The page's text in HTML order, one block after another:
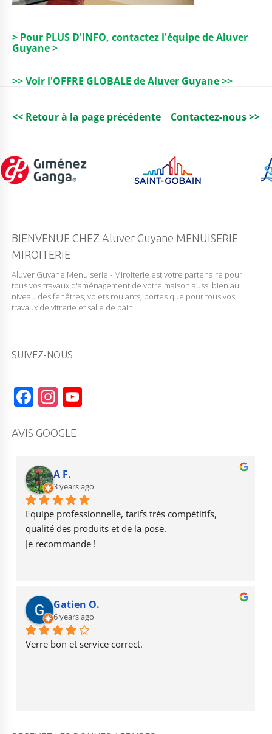
> Pour PLUS D'INFO, contactez l'équipe de Aluver
Guyane >
>> Voir l'OFFRE GLOBALE de Aluver Guyane >>
<< Retour à la page précédente Contactez-nous >>
BIENVENUE CHEZ Aluver Guyane MENUISERIE
MIROITERIE
Aluver Guyane Menuiserie - Miroiterie est votre partenaire pour
tous vos travaux d'aménagement de votre maison aussi bien au
niveau des fenêtres, volets roulants, portes que pour tous vos
travaux de vitrerie et salle de bain.
SUIVEZ-NOUS
F
a
c
b
o
o
k
In
st
a
r
a
m
b
e
AVIS GOOGLE
A F.
3 years ago
Equipe professionnelle, tarifs très compétitifs,
qualité des produits et de la pose.
Je recommande !
Gatien O.
6 years ago
Verre bon et service correct.